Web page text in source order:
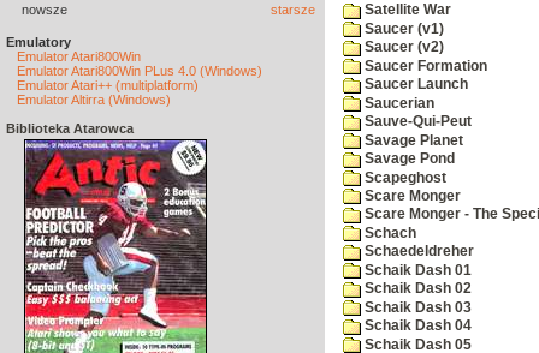
nowsze starsze
Emulatory
Emulator Atari800Win
Emulator Atari800Win PLus 4.0 (Windows)
Emulator Atari++ (multiplatform)
Emulator Altirra (Windows)
Biblioteka Atarowca
Satellite War
Saucer (v1)
Saucer (v2)
Saucer Formation
Saucer Launch
Saucerian
Sauve-Qui-Peut
Savage Planet
Savage Pond
Scapeghost
Scare Monger
Scare Monger - The
Schach
Schaedeldreher
Schaik Dash 01
Schaik Dash 02
Schaik Dash 03
Schaik Dash 04
Schaik Dash 05